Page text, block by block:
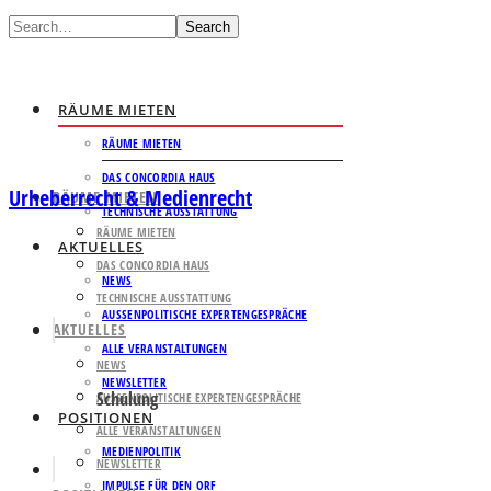
Search
RÄUME MIETEN
RÄUME MIETEN
DAS CONCORDIA HAUS
TECHNISCHE AUSSTATTUNG
AKTUELLES
NEWS
AUSSENPOLITISCHE EXPERTENGESPRÄCHE
ALLE VERANSTALTUNGEN
NEWSLETTER
POSITIONEN
MEDIENPOLITIK
IMPULSE FÜR DEN ORF
RÄUME MIETEN
RÄUME MIETEN
DAS CONCORDIA HAUS
TECHNISCHE AUSSTATTUNG
AKTUELLES
NEWS
AUSSENPOLITISCHE EXPERTENGESPRÄCHE
ALLE VERANSTALTUNGEN
NEWSLETTER
Urheberrecht & Medienrecht
Schulung